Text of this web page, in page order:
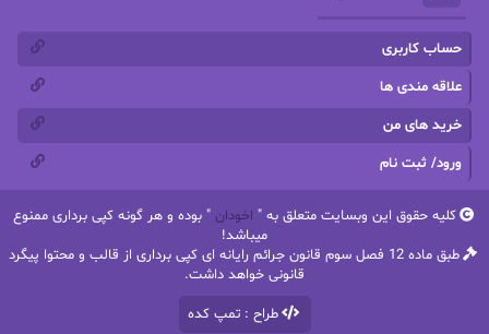
پنلوپه وارد
تاران
ترنم.25
ثمین سرابی جان فاولز
جرج.آر.آر.مارتین
جوجومویز
حساب کاربری
علاقه مندی ها
خرید های من
ورود/ ثبت نام
کلیه حقوق این وبسایت متعلق به " اخودان " بوده و هر گونه کپی برداری ممنوع
میباشد!
طبق ماده 12 فصل سوم قانون جرائم رایانه ای کپی برداری از قالب و محتوا پیگرد
قانونی خواهد داشت.
طراح : تمپ کده